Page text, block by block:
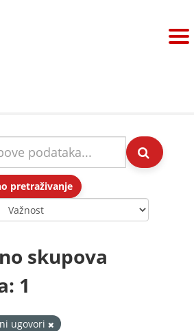
pretraživanje
skupova
1
ugovori